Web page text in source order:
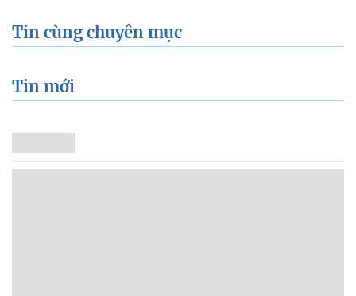
Tin cùng chuyên mục
Tin mới